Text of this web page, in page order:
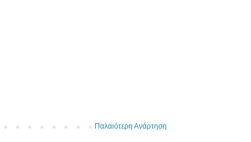
Παλαιότερη Ανάρτηση